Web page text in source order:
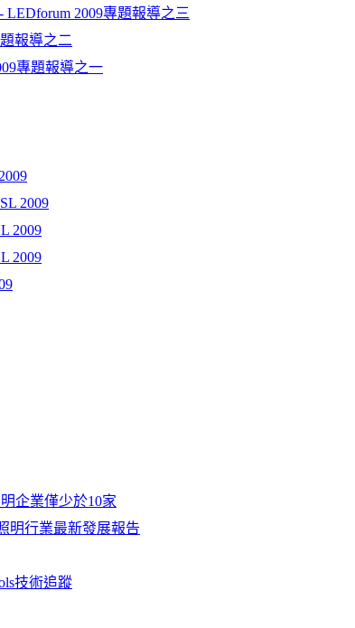
2009專題報導之三
報導之二
專題報導之一
2009
2009
2009
企業僅少於10家
明行業最新發展報告
技術追蹤